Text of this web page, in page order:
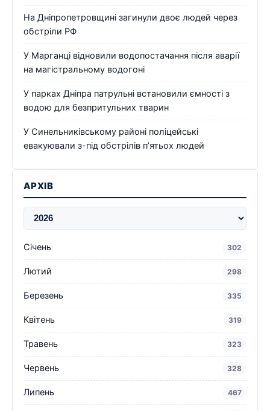
На Дніпропетровщині загинули двоє людей через
обстріли РФ
У Марганці відновили водопостачання після аварії
на магістральному водогоні
У парках Дніпра патрульні встановили ємності з
водою для безпритульних тварин
У Синельниківському районі поліцейські
евакуювали з-під обстрілів п’ятьох людей
АРХІВ
Січень 302
Лютий 298
Березень 335
Квітень 319
Травень 323
Червень 328
Липень 467